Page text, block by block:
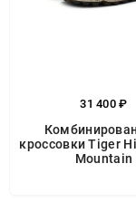
31 400 ₽
кроссовки Tiger
Mountain